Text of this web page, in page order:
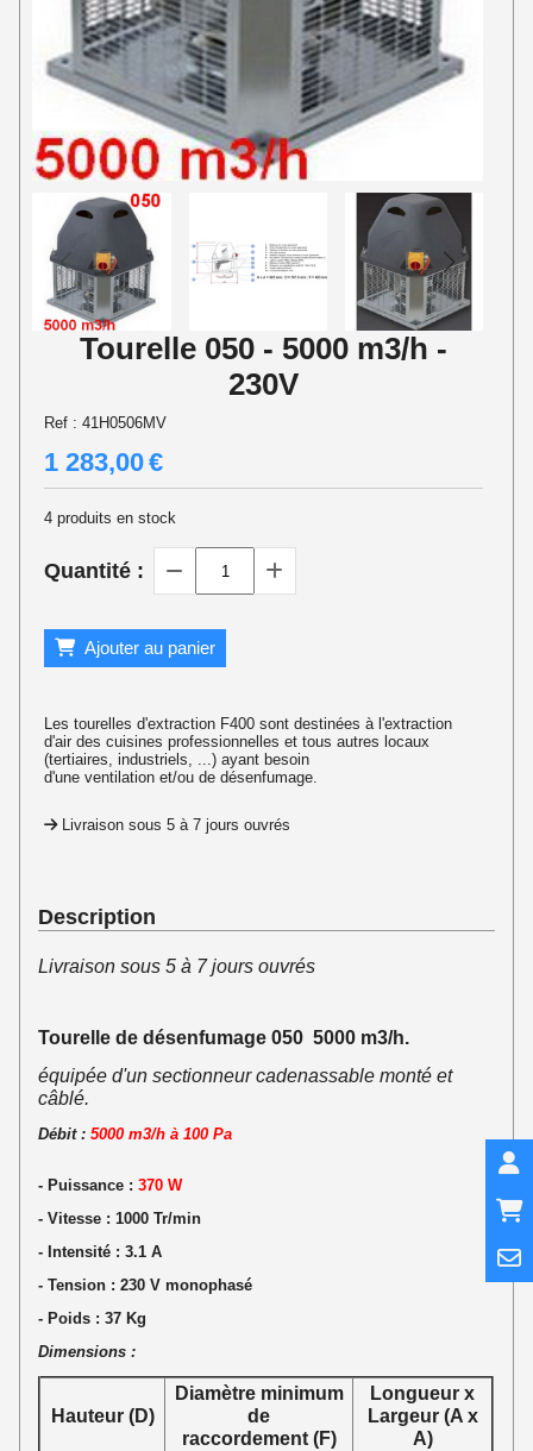
Tourelle 050 - 5000 m3/h -
230V
Ref : 41H0506MV
1 283,00€
4 produits en stock
Quantité :
Ajouter au panier
Les tourelles d'extraction F400 sont destinées à l'extraction
d'air des cuisines professionnelles et tous autres locaux
(tertiaires, industriels, ...) ayant besoin
d'une ventilation et/ou de désenfumage.
Livraison sous 5 à 7 jours ouvrés
Description
Livraison sous 5 à 7 jours ouvrés
Tourelle de désenfumage 050 5000 m3/h.
équipée d'un sectionneur cadenassable monté et
câblé.
Débit :5000 m3/h à 100 Pa
- Puissance :370 W
- Vitesse : 1000 Tr/min
- Intensité : 3.1 A
- Tension : 230 V monophasé
- Poids : 37 Kg
Dimensions :
Hauteur (D)
Diamètre minimum
de
raccordement (F)
Longueur x
Largeur (A x
A)